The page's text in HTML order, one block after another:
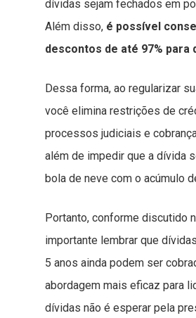
dívidas sejam fechados em
Além disso, é possível
descontos de até 97% para
Dessa forma, ao regularizar
você elimina restrições de
processos judiciais e
além de impedir que a dívida
bola de neve com o acúmulo
Portanto, conforme discutido
importante lembrar que
5 anos ainda podem ser
abordagem mais eficaz para
dívidas não é esperar pela